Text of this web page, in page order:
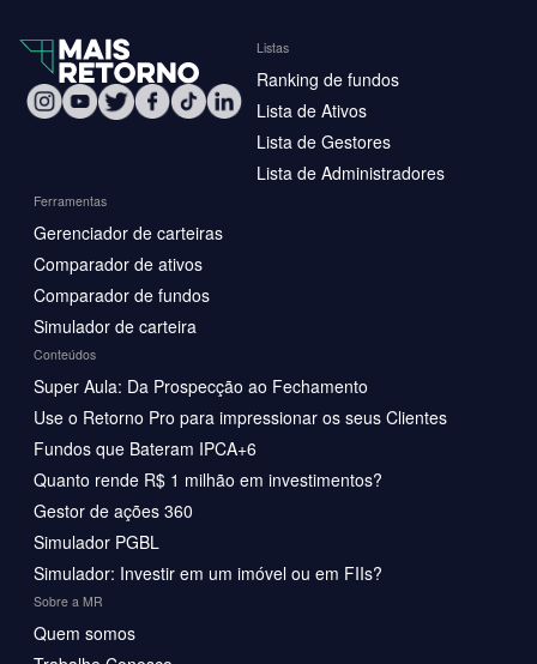
Listas
Ranking de fundos
Lista de Ativos
Lista de Gestores
Lista de Administradores
Ferramentas
Gerenciador de carteiras
Comparador de ativos
Comparador de fundos
Simulador de carteira
Conteúdos
Super Aula: Da Prospecção ao Fechamento
Use o Retorno Pro para impressionar os seus Clientes
Fundos que Bateram IPCA+6
Quanto rende R$ 1 milhão em investimentos?
Gestor de ações 360
Simulador PGBL
Simulador: Investir em um imóvel ou em FIIs?
Sobre a MR
Quem somos